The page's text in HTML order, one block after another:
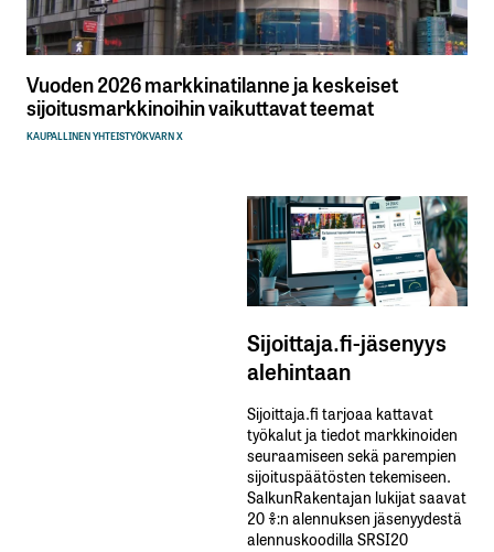
Vuoden 2026 markkinatilanne ja keskeiset
sijoitusmarkkinoihin vaikuttavat teemat
KAUPALLINEN YHTEISTYÖKVARN X
Sijoittaja.fi-jäsenyys
alehintaan
Sijoittaja.fi tarjoaa kattavat
työkalut ja tiedot markkinoiden
seuraamiseen sekä parempien
sijoituspäätösten tekemiseen.
SalkunRakentajan lukijat saavat
20 %:n alennuksen jäsenyydestä
alennuskoodilla SRSI20